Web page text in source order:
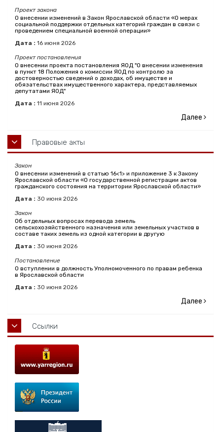
Проект закона
О внесении изменений в Закон Ярославской области «О мерах
социальной поддержки отдельных категорий граждан в связи с
проведением специальной военной операции»
Дата : 16 июня 2026
Проект постановления
О внесении проекта постановления ЯОД "О внесении изменения
в пункт 18 Положения о комиссии ЯОД по контролю за
достоверностью сведений о доходах, об имуществе и
обязательствах имущественного характера, представляемых
депутатами ЯОД"
Дата : 11 июня 2026
Далее
Правовые акты
Закон
О внесении изменений в статью 16<1> и приложение 3 к Закону
Ярославской области «О государственной регистрации актов
гражданского состояния на территории Ярославской области»
Дата : 30 июня 2026
Закон
Об отдельных вопросах перевода земель
сельскохозяйственного назначения или земельных участков в
составе таких земель из одной категории в другую
Дата : 30 июня 2026
Постановление
О вступлении в должность Уполномоченного по правам ребенка
в Ярославской области
Дата : 30 июня 2026
Далее
Ссылки